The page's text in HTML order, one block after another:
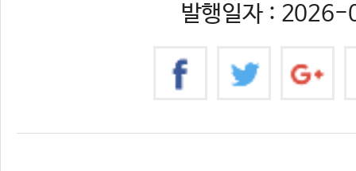
발행일자 :